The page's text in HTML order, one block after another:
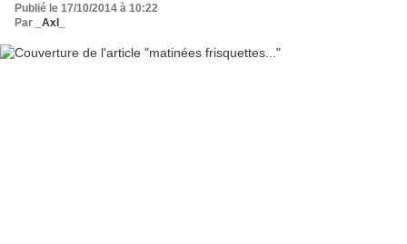
Publié le 17/10/2014 à 10:22
Par
_Axl_